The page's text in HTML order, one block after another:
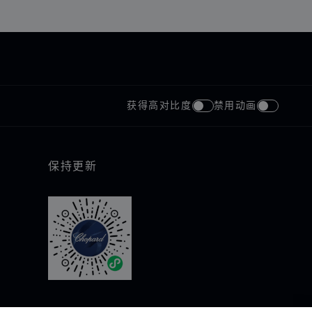
获得高对比度 禁用动画
保持更新